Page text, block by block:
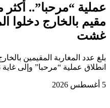
غشت
بلغ عدد المغاربة المقيمين
انطلاق عملية “مرحبا” وإلى غاية 3 غشت الجاري، 2.741.570 شخصا،
5 أغسطس 2026